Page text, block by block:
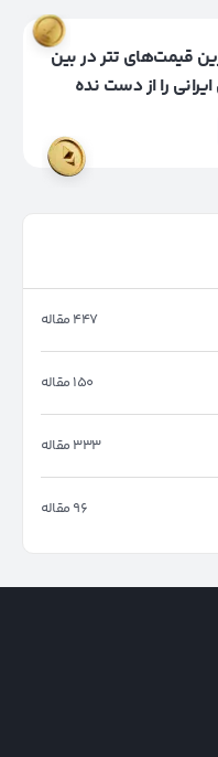
قیمت‌های تتر در بین
را از دست نده
447 مقاله
150 مقاله
333 مقاله
96 مقاله